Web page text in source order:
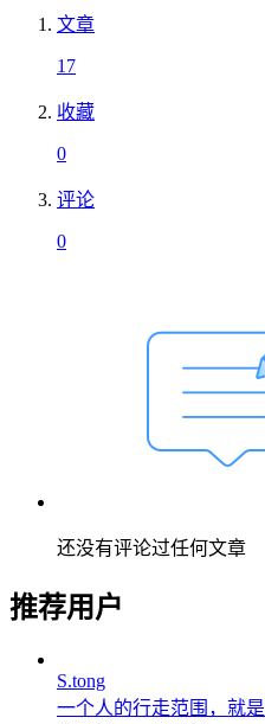
文章
17
收藏
0
评论
0
还没有评论过任何文章
推荐用户
S.tong
一个人的行走范围，就是